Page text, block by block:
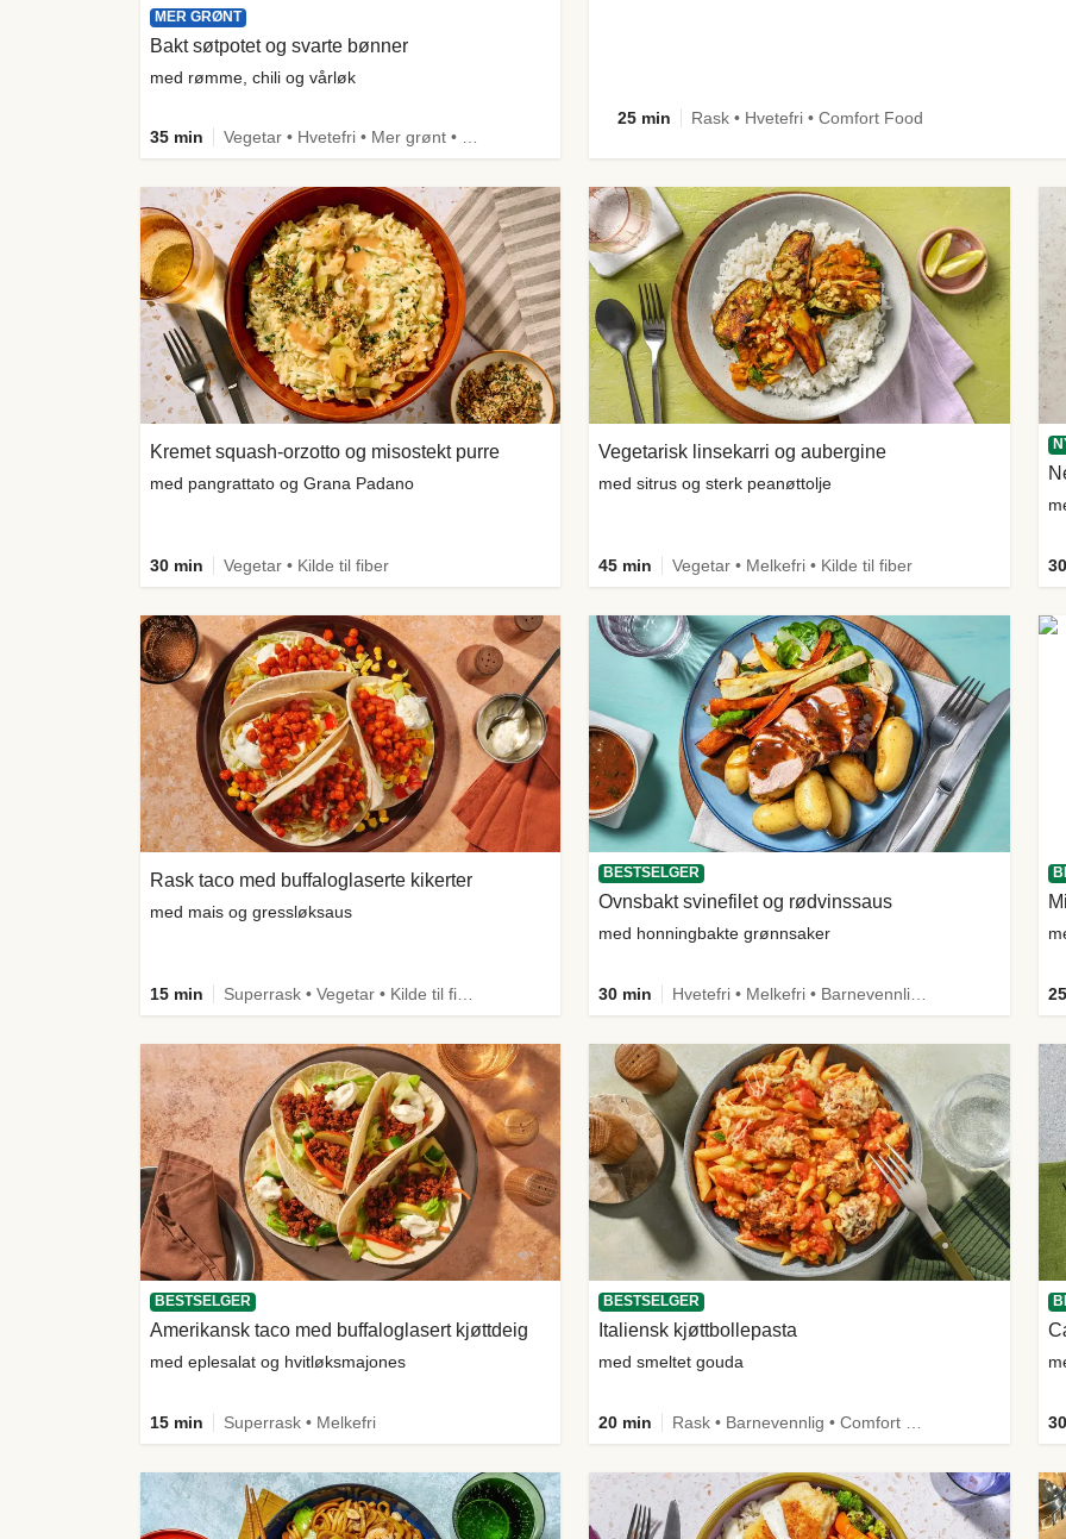
25 min Rask • Hvetefri • Comfort Food
MER GRØNT
Bakt søtpotet og svarte bønner
med rømme, chili og vårløk
35 min Vegetar • Hvetefri • Mer grønt • Under 650 kcal • Kilde til fiber
Kremet squash-orzotto og misostekt purre
med pangrattato og Grana Padano
30 min Vegetar • Kilde til fiber
Vegetarisk linsekarri og aubergine
med sitrus og sterk peanøttolje
45 min Vegetar • Melkefri • Kilde til fiber
Rask taco med buffaloglaserte kikerter
med mais og gressløksaus
15 min
BESTSELGER
Ovnsbakt svinefilet og rødvinssaus
med honningbakte grønnsaker
30 min
BESTSELGER
Amerikansk taco med buffaloglasert kjøttdeig
med eplesalat og hvitløksmajones
15 min Superrask • Melkefri
BESTSELGER
Italiensk kjøttbollepasta
med smeltet gouda
20 min